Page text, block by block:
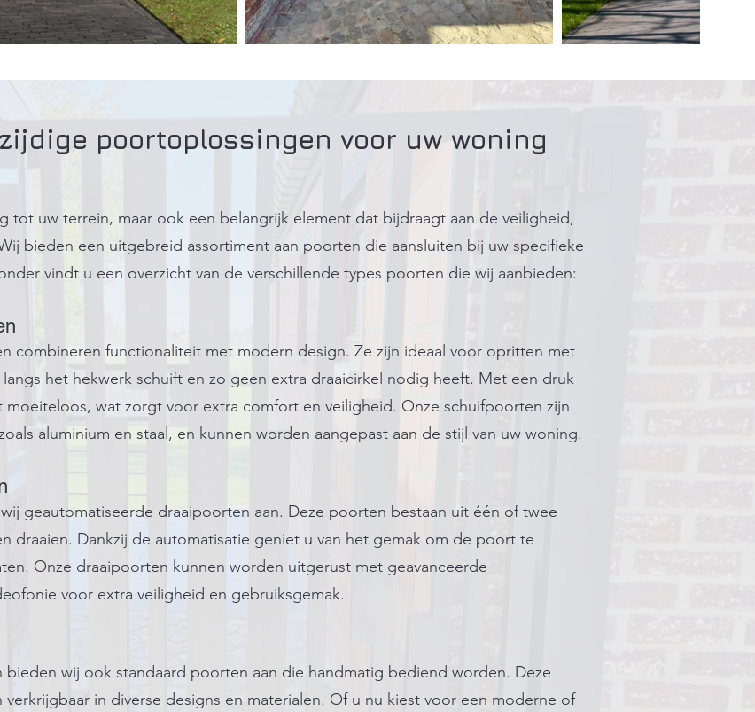
poortoplossingen voor uw woning
tot uw terrein, maar ook een belangrijk element dat bijdraagt aan de veiligheid,
bieden een uitgebreid assortiment aan poorten die aansluiten bij uw specifieke
vindt u een overzicht van de verschillende types poorten die wij aanbieden:
combineren functionaliteit met modern design. Ze zijn ideaal voor opritten met
het hekwerk schuift en zo geen extra draaicirkel nodig heeft. Met een druk
wat zorgt voor extra comfort en veiligheid. Onze schuifpoorten zijn
aluminium en staal, en kunnen worden aangepast aan de stijl van uw woning.
geautomatiseerde draaipoorten aan. Deze poorten bestaan uit één of twee
draaien. Dankzij de automatisatie geniet u van het gemak om de poort te
Onze draaipoorten kunnen worden uitgerust met geavanceerde
voor extra veiligheid en gebruiksgemak.
wij ook standaard poorten aan die handmatig bediend worden. Deze
in diverse designs en materialen. Of u nu kiest voor een moderne of